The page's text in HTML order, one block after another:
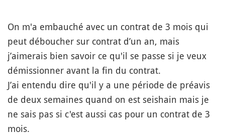
On m'a embauché avec un contrat de 3 mois qui
peut déboucher sur contrat d’un an, mais
j’aimerais bien savoir ce qu'il se passe si je veux
démissionner avant la fin du contrat.
J’ai entendu dire qu'il y a une période de préavis
de deux semaines quand on est seishain mais je
ne sais pas si c'est aussi cas pour un contrat de 3
mois.